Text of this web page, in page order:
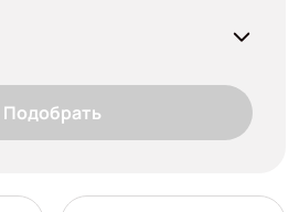
Подобрать